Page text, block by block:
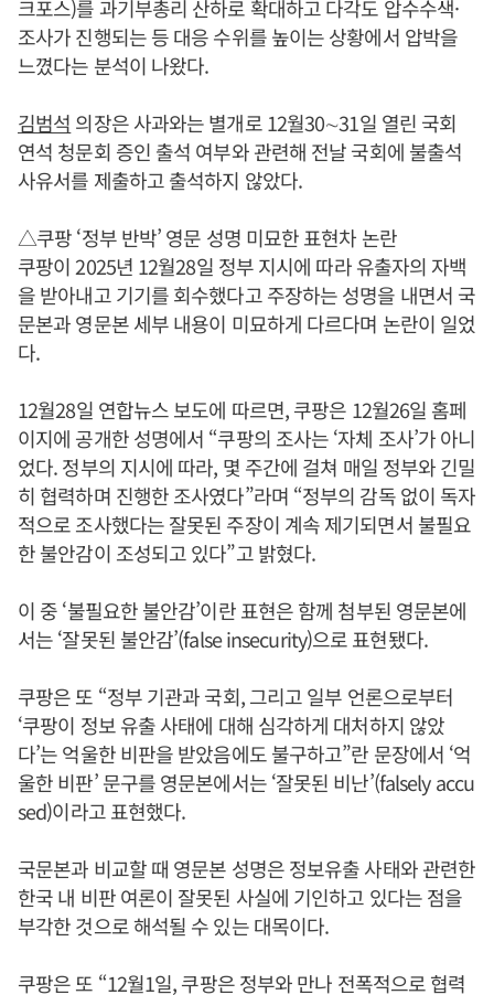
크포스)를 과기부총리 산하로 확대하고 다각도 압수수색·
조사가 진행되는 등 대응 수위를 높이는 상황에서 압박을
느꼈다는 분석이 나왔다.
김범석 의장은 사과와는 별개로 12월30∼31일 열린 국회
연석 청문회 증인 출석 여부와 관련해 전날 국회에 불출석
사유서를 제출하고 출석하지 않았다.
△쿠팡 ‘정부 반박’ 영문 성명 미묘한 표현차 논란
쿠팡이 2025년 12월28일 정부 지시에 따라 유출자의 자백
을 받아내고 기기를 회수했다고 주장하는 성명을 내면서 국
문본과 영문본 세부 내용이 미묘하게 다르다며 논란이 일었
다.
12월28일 연합뉴스 보도에 따르면, 쿠팡은 12월26일 홈페
이지에 공개한 성명에서 “쿠팡의 조사는 ‘자체 조사’가 아니
었다. 정부의 지시에 따라, 몇 주간에 걸쳐 매일 정부와 긴밀
히 협력하며 진행한 조사였다”라며 “정부의 감독 없이 독자
적으로 조사했다는 잘못된 주장이 계속 제기되면서 불필요
한 불안감이 조성되고 있다”고 밝혔다.
이 중 ‘불필요한 불안감’이란 표현은 함께 첨부된 영문본에
서는 ‘잘못된 불안감’(false insecurity)으로 표현됐다.
쿠팡은 또 “정부 기관과 국회, 그리고 일부 언론으로부터
‘쿠팡이 정보 유출 사태에 대해 심각하게 대처하지 않았
다’는 억울한 비판을 받았음에도 불구하고”란 문장에서 ‘억
울한 비판’ 문구를 영문본에서는 ‘잘못된 비난’(falsely accu
sed)이라고 표현했다.
국문본과 비교할 때 영문본 성명은 정보유출 사태와 관련한
한국 내 비판 여론이 잘못된 사실에 기인하고 있다는 점을
부각한 것으로 해석될 수 있는 대목이다.
쿠팡은 또 “12월1일, 쿠팡은 정부와 만나 전폭적으로 협력